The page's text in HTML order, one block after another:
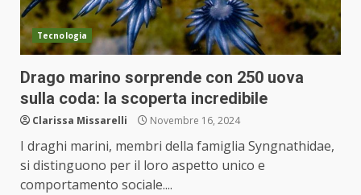
Tecnologia
Drago marino sorprende con 250 uova
sulla coda: la scoperta incredibile
Clarissa Missarelli Novembre 16, 2024
I draghi marini, membri della famiglia Syngnathidae,
si distinguono per il loro aspetto unico e
comportamento sociale....